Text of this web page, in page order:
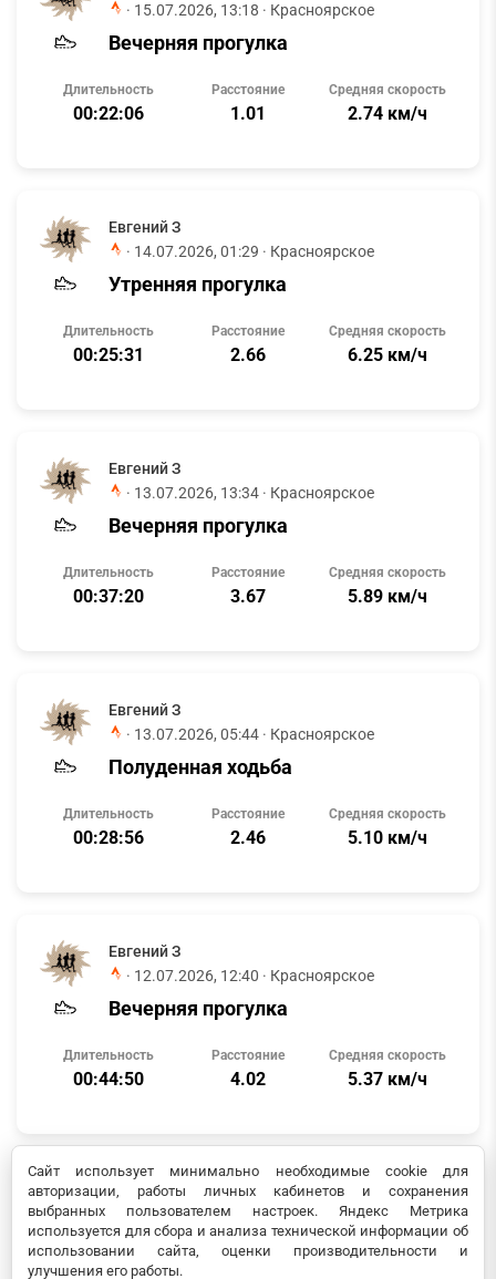
· 15.07.2026, 13:18 · Красноярское
Вечерняя прогулка
Длительность
00:22:06
Расстояние
1.01
Средняя скорость
2.74 км/ч
Евгений З
· 14.07.2026, 01:29 · Красноярское
Утренняя прогулка
Длительность
00:25:31
Расстояние
2.66
Средняя скорость
6.25 км/ч
Евгений З
· 13.07.2026, 13:34 · Красноярское
Вечерняя прогулка
Длительность
00:37:20
Расстояние
3.67
Средняя скорость
5.89 км/ч
Евгений З
· 13.07.2026, 05:44 · Красноярское
Полуденная ходьба
Длительность
00:28:56
Расстояние
2.46
Средняя скорость
5.10 км/ч
Евгений З
· 12.07.2026, 12:40 · Красноярское
Вечерняя прогулка
Длительность
00:44:50
Расстояние
4.02
Средняя скорость
5.37 км/ч
Евгений З
·12.07.2026, 07:22· Красноярское
Тренировка (день)
Сайт использует минимально необходимые cookie для
авторизации, работы личных кабинетов и сохранения
выбранных пользователем настроек. Яндекс Метрика
используется для сбора и анализа технической информации об
использовании сайта, оценки производительности и
улучшения его работы.